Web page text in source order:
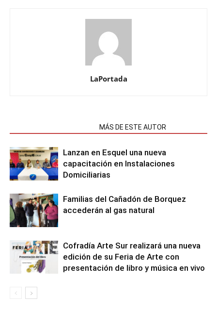
LaPortada
MÁS DE ESTE AUTOR
Lanzan en Esquel una nueva
capacitación en Instalaciones
Domiciliarias
Familias del Cañadón de Borquez
accederán al gas natural
Cofradía Arte Sur realizará una nueva
edición de su Feria de Arte con
presentación de libro y música en vivo